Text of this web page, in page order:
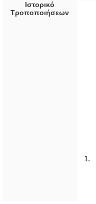
Ιστορικό
Τροποποιήσεων
1.